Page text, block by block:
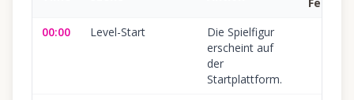
00:00
Level-Start
Die Spielfigur
erscheint auf
der
Startplattform.